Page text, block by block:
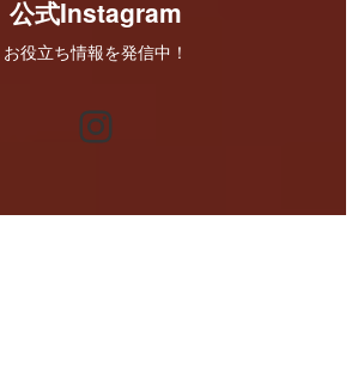
公式Instagram
お役立ち情報を発信中！
Instagram